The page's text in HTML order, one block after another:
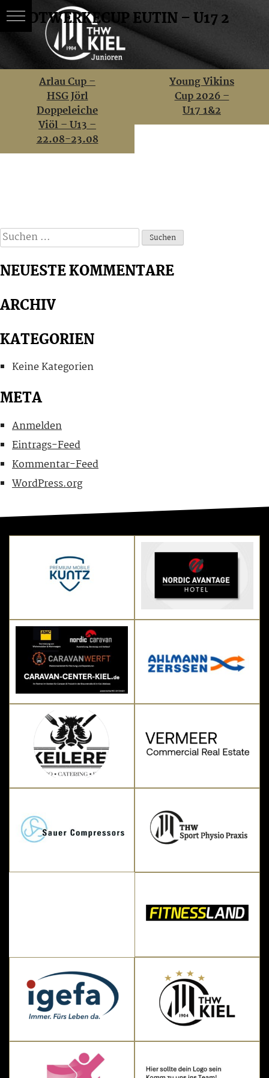
content
STADTWERKECUP EUTIN – U17 2
BEITRAGSNAVIGATION
Arlau Cup –
HSG Jörl
Doppeleiche
Viöl – U13 –
22.08-23.08
Young Vikins
Cup 2026 –
U17 1&2
Suchen
nach:
NEUESTE KOMMENTARE
ARCHIV
KATEGORIEN
Keine Kategorien
META
Anmelden
Eintrags-Feed
Kommentar-Feed
WordPress.org